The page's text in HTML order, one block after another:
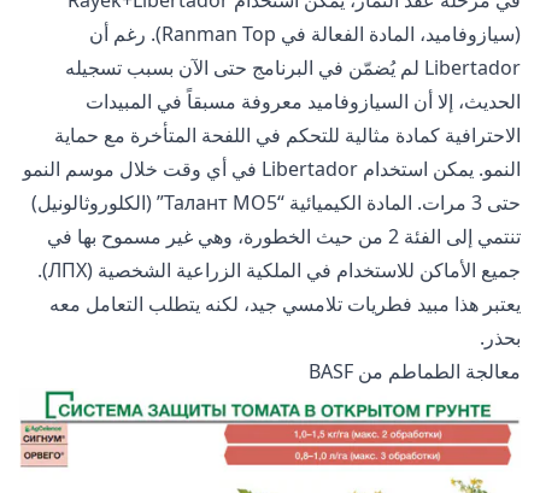
(سيازوفاميد، المادة الفعالة في Ranman Top). رغم أن
Libertador لم يُضمّن في البرنامج حتى الآن بسبب تسجيله
الحديث، إلا أن السيازوفاميد معروفة مسبقاً في المبيدات
الاحترافية كمادة مثالية للتحكم في اللفحة المتأخرة مع حماية
النمو. يمكن استخدام Libertador في أي وقت خلال موسم النمو
حتى 3 مرات. المادة الكيميائية “Талант МО5” (الكلوروثالونيل)
تنتمي إلى الفئة 2 من حيث الخطورة، وهي غير مسموح بها في
جميع الأماكن للاستخدام في الملكية الزراعية الشخصية (ЛПХ).
يعتبر هذا مبيد فطريات تلامسي جيد، لكنه يتطلب التعامل معه
بحذر.
معالجة الطماطم من BASF